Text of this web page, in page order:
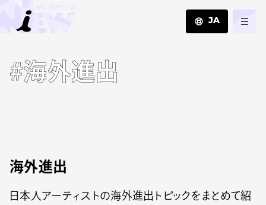
JA
#海外進出
海外進出
日本人アーティストの海外進出トピックをまとめて紹